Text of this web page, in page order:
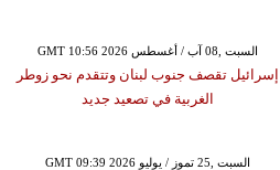
GMT 10:56 2026 السبت ,08 آب / أغسطس
إسرائيل تقصف جنوب لبنان وتتقدم نحو زوطر
الغربية في تصعيد جديد
GMT 09:39 2026 السبت ,25 تموز / يوليو